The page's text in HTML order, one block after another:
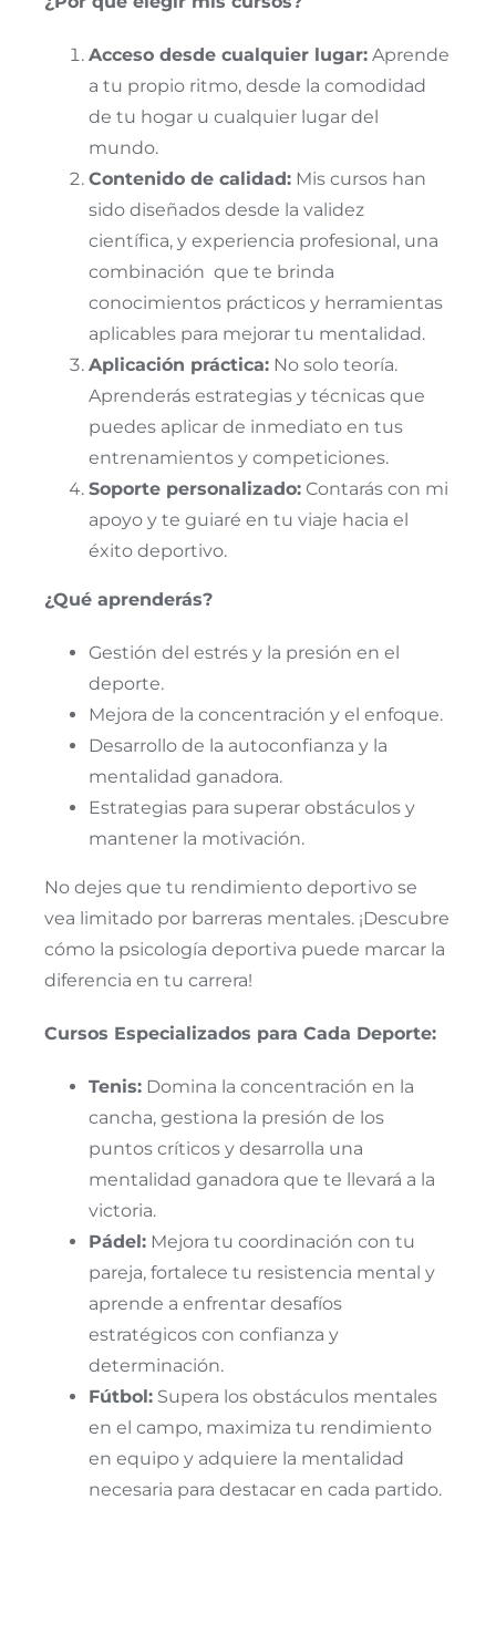
Acceso desde cualquier lugar:Aprende
a tu propio ritmo, desde la comodidad
de tu hogar u cualquier lugar del
mundo.
Contenido de calidad:Mis cursos han
sido diseñados desde la validez
científica, y experiencia profesional, una
combinación que te brinda
conocimientos prácticos y herramientas
aplicables para mejorar tu mentalidad.
Aplicación práctica:No solo teoría.
Aprenderás estrategias y técnicas que
puedes aplicar de inmediato en tus
entrenamientos y competiciones.
Soporte personalizado:Contarás con mi
apoyo y te guiaré en tu viaje hacia el
éxito deportivo.
¿Qué aprenderás?
Gestión del estrés y la presión en el
deporte.
Mejora de la concentración y el enfoque.
Desarrollo de la autoconfianza y la
mentalidad ganadora.
Estrategias para superar obstáculos y
mantener la motivación.
No dejes que tu rendimiento deportivo se
vea limitado por barreras mentales. ¡Descubre
cómo la psicología deportiva puede marcar la
diferencia en tu carrera!
Cursos Especializados para Cada Deporte:
Tenis:Domina la concentración en la
cancha, gestiona la presión de los
puntos críticos y desarrolla una
mentalidad ganadora que te llevará a la
victoria.
Pádel:Mejora tu coordinación con tu
pareja, fortalece tu resistencia mental y
aprende a enfrentar desafíos
estratégicos con confianza y
determinación.
Fútbol:Supera los obstáculos mentales
en el campo, maximiza tu rendimiento
en equipo y adquiere la mentalidad
necesaria para destacar en cada partido.